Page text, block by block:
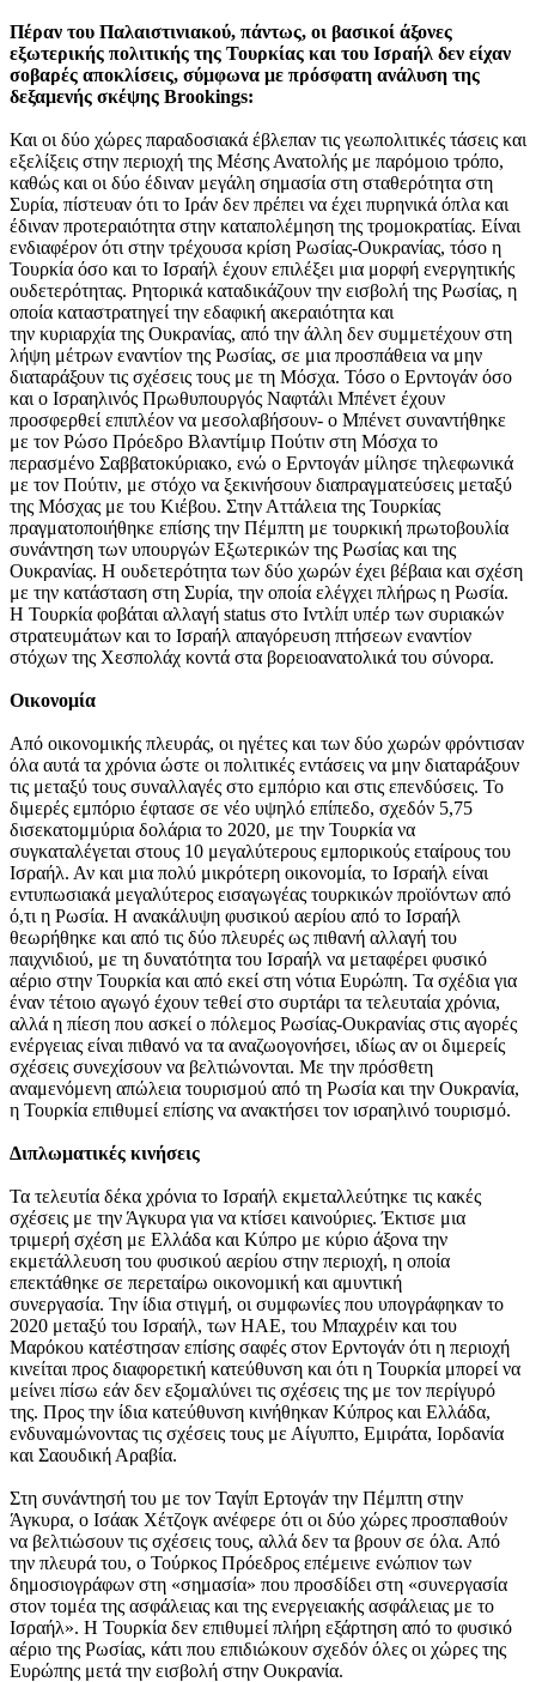
Πέραν του Παλαιστινιακού, πάντως, οι βασικοί άξονες
εξωτερικής πολιτικής της Τουρκίας και του Ισραήλ δεν είχαν
σοβαρές αποκλίσεις, σύμφωνα με πρόσφατη ανάλυση της
δεξαμενής σκέψης Brookings:
Και οι δύο χώρες παραδοσιακά έβλεπαν τις γεωπολιτικές τάσεις και
εξελίξεις στην περιοχή της Μέσης Ανατολής με παρόμοιο τρόπο,
καθώς και οι δύο έδιναν μεγάλη σημασία στη σταθερότητα στη
Συρία, πίστευαν ότι το Ιράν δεν πρέπει να έχει πυρηνικά όπλα και
έδιναν προτεραιότητα στην καταπολέμηση της τρομοκρατίας. Είναι
ενδιαφέρον ότι στην τρέχουσα κρίση Ρωσίας-Ουκρανίας, τόσο η
Τουρκία όσο και το Ισραήλ έχουν επιλέξει μια μορφή ενεργητικής
ουδετερότητας. Ρητορικά καταδικάζουν την εισβολή της Ρωσίας, η
οποία καταστρατηγεί την εδαφική ακεραιότητα και
την κυριαρχία της Ουκρανίας, από την άλλη δεν συμμετέχουν στη
λήψη μέτρων εναντίον της Ρωσίας, σε μια προσπάθεια να μην
διαταράξουν τις σχέσεις τους με τη Μόσχα. Τόσο ο Ερντογάν όσο
και ο Ισραηλινός Πρωθυπουργός Ναφτάλι Μπένετ έχουν
προσφερθεί επιπλέον να μεσολαβήσουν- ο Μπένετ συναντήθηκε
με τον Ρώσο Πρόεδρο Βλαντίμιρ Πούτιν στη Μόσχα το
περασμένο Σαββατοκύριακο, ενώ ο Ερντογάν μίλησε τηλεφωνικά
με τον Πούτιν, με στόχο να ξεκινήσουν διαπραγματεύσεις μεταξύ
της Μόσχας με του Κιέβου. Στην Αττάλεια της Τουρκίας
πραγματοποιήθηκε επίσης την Πέμπτη με τουρκική πρωτοβουλία
συνάντηση των υπουργών Εξωτερικών της Ρωσίας και της
Ουκρανίας. Η ουδετερότητα των δύο χωρών έχει βέβαια και σχέση
με την κατάσταση στη Συρία, την οποία ελέγχει πλήρως η Ρωσία.
Η Τουρκία φοβάται αλλαγή status στο Ιντλίπ υπέρ των συριακών
στρατευμάτων και το Ισραήλ απαγόρευση πτήσεων εναντίον
στόχων της Χεσπολάχ κοντά στα βορειοανατολικά του σύνορα.
Οικονομία
Από οικονομικής πλευράς, οι ηγέτες και των δύο χωρών φρόντισαν
όλα αυτά τα χρόνια ώστε οι πολιτικές εντάσεις να μην διαταράξουν
τις μεταξύ τους συναλλαγές στο εμπόριο και στις επενδύσεις. Το
διμερές εμπόριο έφτασε σε νέο υψηλό επίπεδο, σχεδόν 5,75
δισεκατομμύρια δολάρια το 2020, με την Τουρκία να
συγκαταλέγεται στους 10 μεγαλύτερους εμπορικούς εταίρους του
Ισραήλ. Αν και μια πολύ μικρότερη οικονομία, το Ισραήλ είναι
εντυπωσιακά μεγαλύτερος εισαγωγέας τουρκικών προϊόντων από
ό,τι η Ρωσία. Η ανακάλυψη φυσικού αερίου από το Ισραήλ
θεωρήθηκε και από τις δύο πλευρές ως πιθανή αλλαγή του
παιχνιδιού, με τη δυνατότητα του Ισραήλ να μεταφέρει φυσικό
αέριο στην Τουρκία και από εκεί στη νότια Ευρώπη. Τα σχέδια για
έναν τέτοιο αγωγό έχουν τεθεί στο συρτάρι τα τελευταία χρόνια,
αλλά η πίεση που ασκεί ο πόλεμος Ρωσίας-Ουκρανίας στις αγορές
ενέργειας είναι πιθανό να τα αναζωογονήσει, ιδίως αν οι διμερείς
σχέσεις συνεχίσουν να βελτιώνονται. Με την πρόσθετη
αναμενόμενη απώλεια τουρισμού από τη Ρωσία και την Ουκρανία,
η Τουρκία επιθυμεί επίσης να ανακτήσει τον ισραηλινό τουρισμό.
Διπλωματικές κινήσεις
Τα τελευτία δέκα χρόνια το Ισραήλ εκμεταλλεύτηκε τις κακές
σχέσεις με την Άγκυρα για να κτίσει καινούριες. Έκτισε μια
τριμερή σχέση με Ελλάδα και Κύπρο με κύριο άξονα την
εκμετάλλευση του φυσικού αερίου στην περιοχή, η οποία
επεκτάθηκε σε περεταίρω οικονομική και αμυντική
συνεργασία. Την ίδια στιγμή, οι συμφωνίες που υπογράφηκαν το
2020 μεταξύ του Ισραήλ, των ΗΑΕ, του Μπαχρέιν και του
Μαρόκου κατέστησαν επίσης σαφές στον Ερντογάν ότι η περιοχή
κινείται προς διαφορετική κατεύθυνση και ότι η Τουρκία μπορεί να
μείνει πίσω εάν δεν εξομαλύνει τις σχέσεις της με τον περίγυρό
της. Προς την ίδια κατεύθυνση κινήθηκαν Κύπρος και Ελλάδα,
ενδυναμώνοντας τις σχέσεις τους με Αίγυπτο, Εμιράτα, Ιορδανία
και Σαουδική Αραβία.
Στη συνάντησή του με τον Ταγίπ Ερτογάν την Πέμπτη στην
Άγκυρα, ο Ισάακ Χέτζογκ ανέφερε ότι οι δύο χώρες προσπαθούν
να βελτιώσουν τις σχέσεις τους, αλλά δεν τα βρουν σε όλα. Από
την πλευρά του, ο Τούρκος Πρόεδρος επέμεινε ενώπιον των
δημοσιογράφων στη «σημασία» που προσδίδει στη «συνεργασία
στον τομέα της ασφάλειας και της ενεργειακής ασφάλειας με το
Ισραήλ». Η Τουρκία δεν επιθυμεί πλήρη εξάρτηση από το φυσικό
αέριο της Ρωσίας, κάτι που επιδιώκουν σχεδόν όλες οι χώρες της
Ευρώπης μετά την εισβολή στην Ουκρανία.